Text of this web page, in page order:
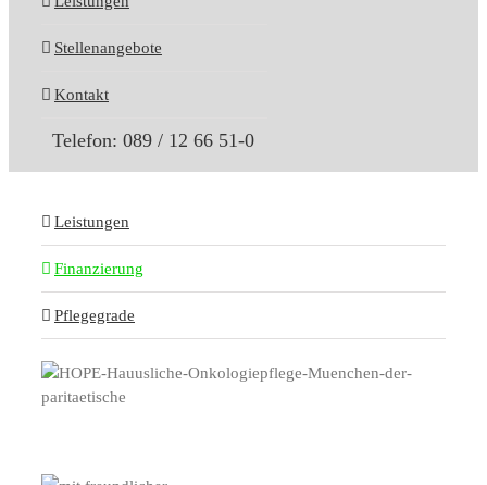
Stellenangebote
Kontakt
Telefon: 089 / 12 66 51-0
Leistungen
Finanzierung
Pflegegrade